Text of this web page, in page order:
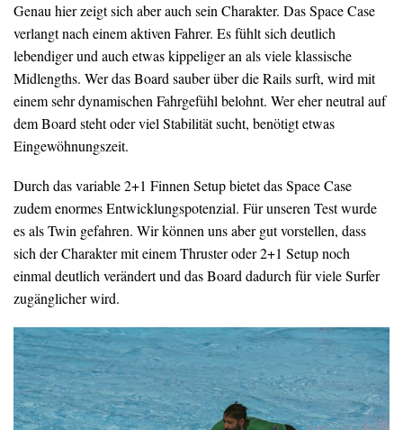
Genau hier zeigt sich aber auch sein Charakter. Das Space Case
verlangt nach einem aktiven Fahrer. Es fühlt sich deutlich
lebendiger und auch etwas kippeliger an als viele klassische
Midlengths. Wer das Board sauber über die Rails surft, wird mit
einem sehr dynamischen Fahrgefühl belohnt. Wer eher neutral auf
dem Board steht oder viel Stabilität sucht, benötigt etwas
Eingewöhnungszeit.
Durch das variable 2+1 Finnen Setup bietet das Space Case
zudem enormes Entwicklungspotenzial. Für unseren Test wurde
es als Twin gefahren. Wir können uns aber gut vorstellen, dass
sich der Charakter mit einem Thruster oder 2+1 Setup noch
einmal deutlich verändert und das Board dadurch für viele Surfer
zugänglicher wird.